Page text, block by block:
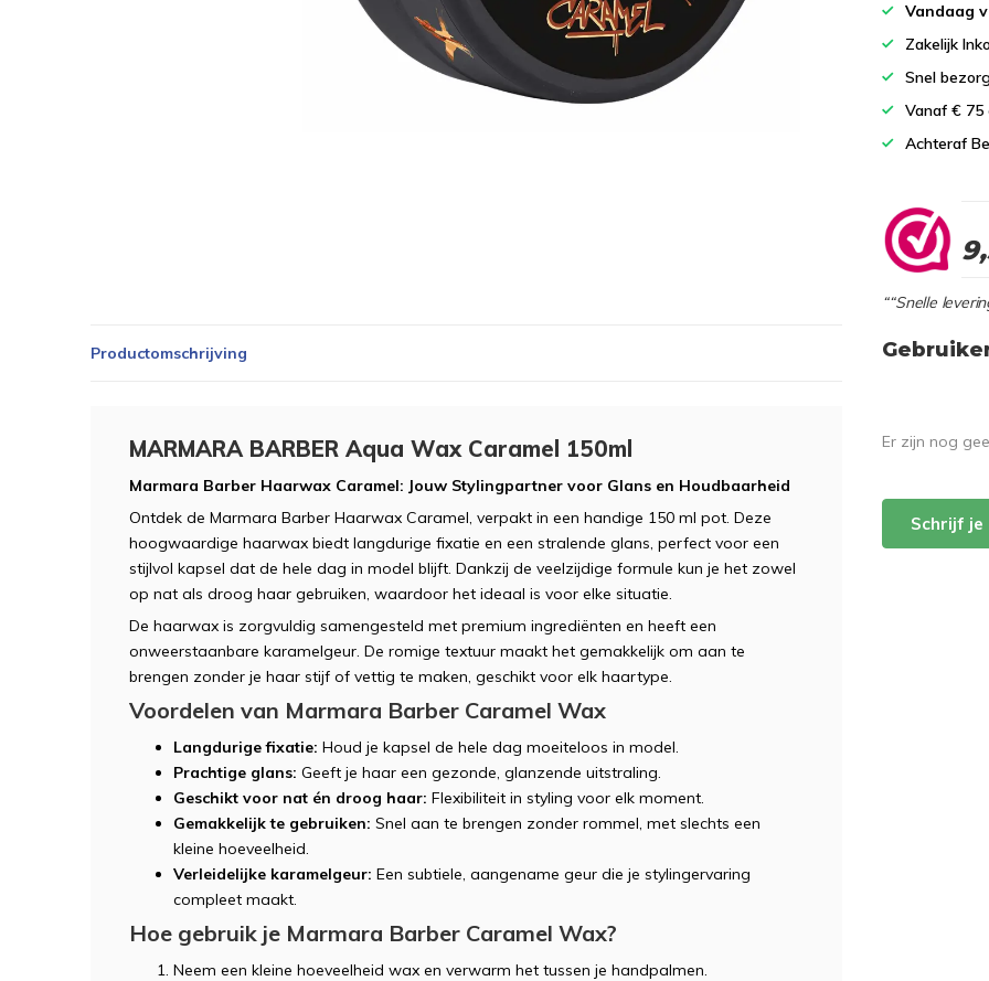
Vandaag
Zakelijk
Snel
Vanaf €
Achteraf
““Snelle
Productomschrijving
MARMARA BARBER Aqua Wax Caramel 150ml
Marmara Barber Haarwax Caramel: Jouw Stylingpartner voor Glans en Houdbaarheid
Ontdek de Marmara Barber Haarwax Caramel, verpakt in een handige 150 ml pot. Deze
hoogwaardige haarwax biedt langdurige fixatie en een stralende glans, perfect voor een
stijlvol kapsel dat de hele dag in model blijft. Dankzij de veelzijdige formule kun je het zowel
op nat als droog haar gebruiken, waardoor het ideaal is voor elke situatie.
De haarwax is zorgvuldig samengesteld met premium ingrediënten en heeft een
onweerstaanbare karamelgeur. De romige textuur maakt het gemakkelijk om aan te
brengen zonder je haar stijf of vettig te maken, geschikt voor elk haartype.
Voordelen van Marmara Barber Caramel Wax
Langdurige fixatie: Houd je kapsel de hele dag moeiteloos in model.
Prachtige glans: Geeft je haar een gezonde, glanzende uitstraling.
Geschikt voor nat én droog haar: Flexibiliteit in styling voor elk moment.
Gemakkelijk te gebruiken: Snel aan te brengen zonder rommel, met slechts een
kleine hoeveelheid.
Verleidelijke karamelgeur: Een subtiele, aangename geur die je stylingervaring
compleet maakt.
Hoe gebruik je Marmara Barber Caramel Wax?
Neem een kleine hoeveelheid wax en verwarm het tussen je handpalmen.
Er zijn nog
Schrijf